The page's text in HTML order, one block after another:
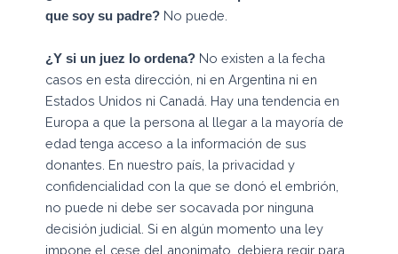
que soy su padre?No puede.
¿Y si un juez lo ordena?No existen a la fecha
casos en esta dirección, ni en Argentina ni en
Estados Unidos ni Canadá. Hay una tendencia en
Europa a que la persona al llegar a la mayoría de
edad tenga acceso a la información de sus
donantes. En nuestro país, la privacidad y
confidencialidad con la que se donó el embrión,
no puede ni debe ser socavada por ninguna
decisión judicial. Si en algún momento una ley
impone el cese del anonimato, debiera regir para